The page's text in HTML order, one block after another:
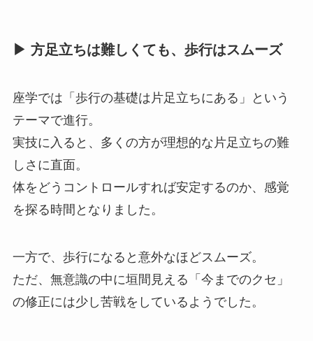
▶︎ 方足立ちは難しくても、歩行はスムーズ
座学では「歩行の基礎は片足立ちにある」という
テーマで進行。
実技に入ると、多くの方が理想的な片足立ちの難
しさに直面。
体をどうコントロールすれば安定するのか、感覚
を探る時間となりました。
一方で、歩行になると意外なほどスムーズ。
ただ、無意識の中に垣間見える「今までのクセ」
の修正には少し苦戦をしているようでした。